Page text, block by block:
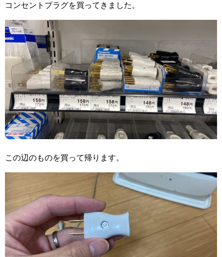
コンセントプラグを買ってきました。
この辺のものを買って帰ります。